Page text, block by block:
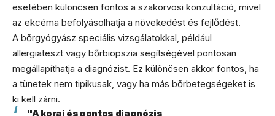
esetében különösen fontos a szakorvosi konzultáció, mivel
az ekcéma befolyásolhatja a növekedést és fejlődést.
A bőrgyógyász speciális vizsgálatokkal, például
allergiateszt vagy bőrbiopszia segítségével pontosan
megállapíthatja a diagnózist. Ez különösen akkor fontos, ha
a tünetek nem tipikusak, vagy ha más bőrbetegségeket is
ki kell zárni.
"A korai és pontos diagnózis